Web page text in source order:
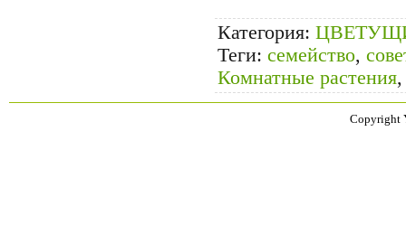
Категория:
Теги: семейство,
Комнатные растения
Copyright